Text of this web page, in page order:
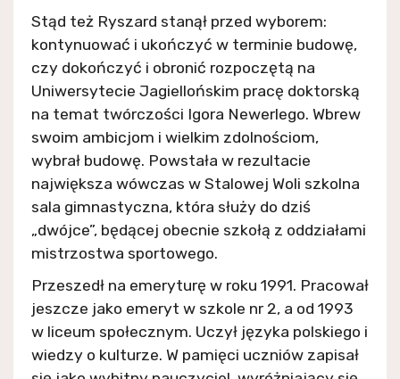
Stąd też Ryszard stanął przed wyborem:
kontynuować i ukończyć w terminie budowę,
czy dokończyć i obronić rozpoczętą na
Uniwersytecie Jagiellońskim pracę doktorską
na temat twórczości Igora Newerlego. Wbrew
swoim ambicjom i wielkim zdolnościom,
wybrał budowę. Powstała w rezultacie
największa wówczas w Stalowej Woli szkolna
sala gimnastyczna, która służy do dziś
„dwójce”, będącej obecnie szkołą z oddziałami
mistrzostwa sportowego.
Przeszedł na emeryturę w roku 1991. Pracował
jeszcze jako emeryt w szkole nr 2, a od 1993
w liceum społecznym. Uczył języka polskiego i
wiedzy o kulturze. W pamięci uczniów zapisał